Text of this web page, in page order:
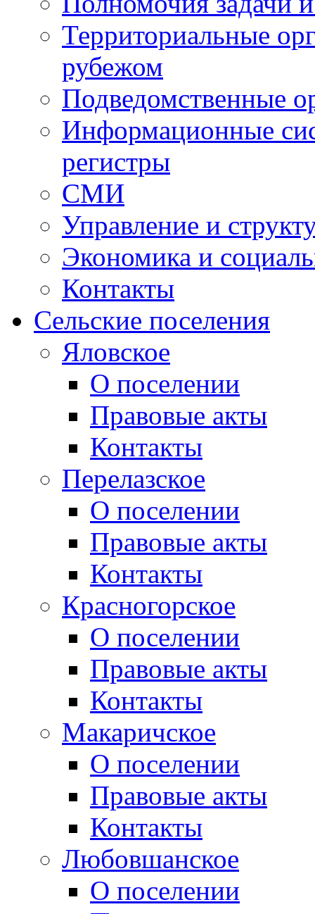
Территориальные
рубежом
Подведомственные
Информационные
регистры
СМИ
Управление и
Экономика и
Контакты
Сельские поселения
Яловское
О поселении
Правовые акты
Контакты
Перелазское
О поселении
Правовые акты
Контакты
Красногорское
О поселении
Правовые акты
Контакты
Макаричское
О поселении
Правовые акты
Контакты
Любовшанское
О поселении